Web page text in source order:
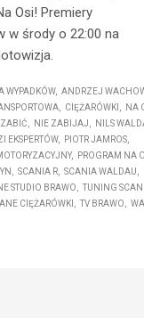
Osi! Premiery
w środy o 22:00 na
WYPADKÓW
ANDRZEJ
CIĘŻARÓWKI
NA
ZABIĆ
NIE ZABIJAJ
NILS
EKSPERTÓW
PIOTR JAMROS
PROGRAM NA
SCANIA R
SCANIA WALDAU
STUDIO BRAWO
TUNING
CIĘŻARÓWKI
TV BRAWO